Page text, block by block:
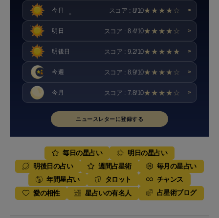
今日 スコア : 8/10★★★★☆ >
明日 スコア : 8.4/10★★★★☆ >
明後日 スコア : 9.2/10★★★★★ >
今週 スコア : 8.9/10★★★★☆ >
今月 スコア : 7.8/10★★★★☆ >
ニュースレターに登録する
毎日の星占い
明日の星占い
明後日の占い
週間占星術
毎月の星占い
年間星占い
タロット
チャンス
愛の相性
星占いの有名人 占星術ブログ